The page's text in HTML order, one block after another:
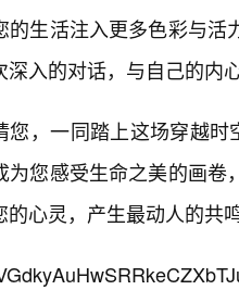
的生活注入更多色彩与
深入的对话，与自己的内
您，一同踏上这场穿越时
为您感受生命之美的画
的心灵，产生最动人的共